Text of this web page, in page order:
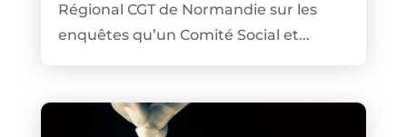
Régional CGT de Normandie sur les
enquêtes qu’un Comité Social et...